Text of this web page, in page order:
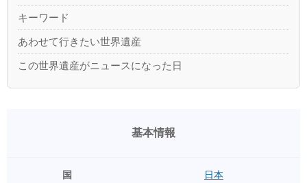
キーワード
あわせて行きたい世界遺産
この世界遺産がニュースになった日
基本情報
国 日本